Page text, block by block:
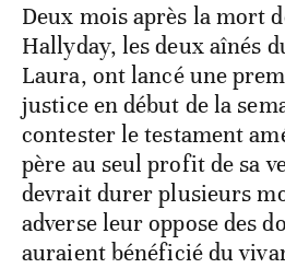
Deux mois après la mort
Hallyday, les deux aînés
Laura, ont lancé une
justice en début de la
contester le testament
père au seul profit de sa
devrait durer plusieurs
adverse leur oppose des
auraient bénéficié du